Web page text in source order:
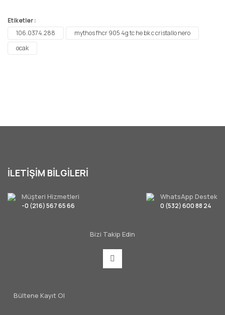
Etiketler :
106.0374.288
mythos fhcr 905 4g tc he bk c cristallo nero
ocak
İLETİŞİM BİLGİLERİ
Müşteri Hizmetleri
-0 (216) 567 65 66
WhatsApp Destek
0 (532) 600 88 24
Bizi Takip Edin
Bültene Kayıt Ol